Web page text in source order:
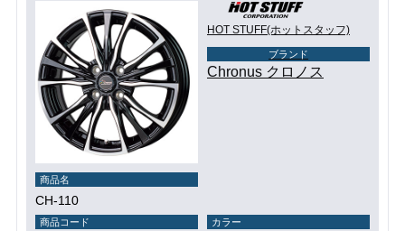
HOT STUFF(ホットスタッフ)
ブランド
Chronus クロノス
商品名
CH-110
商品コード カラー